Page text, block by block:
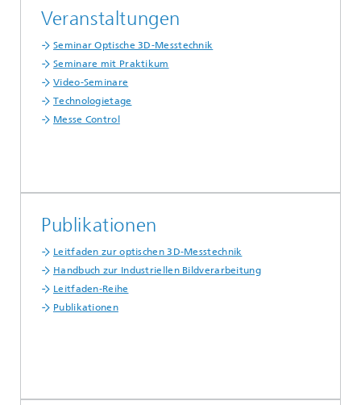
Veranstaltungen
Seminar Optische 3D-Messtechnik
Seminare mit Praktikum
Video-Seminare
Technologietage
Messe Control
Publikationen
Leitfaden zur optischen 3D-Messtechnik
Handbuch zur Industriellen Bildverarbeitung
Leitfaden-Reihe
Publikationen